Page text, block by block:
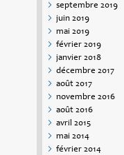
septembre 2019
juin 2019
mai 2019
février 2019
janvier 2018
décembre 2017
août 2017
novembre 2016
août 2016
avril 2015
mai 2014
février 2014